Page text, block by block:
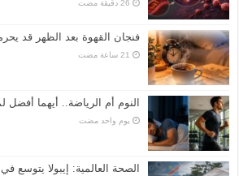
فنجان القهوة بعد الظهر قد
النوم أم الرياضة.. أيهما أفضل
‏يوم واحد مضت
الصحة العالمية: إيبولا يتوسع